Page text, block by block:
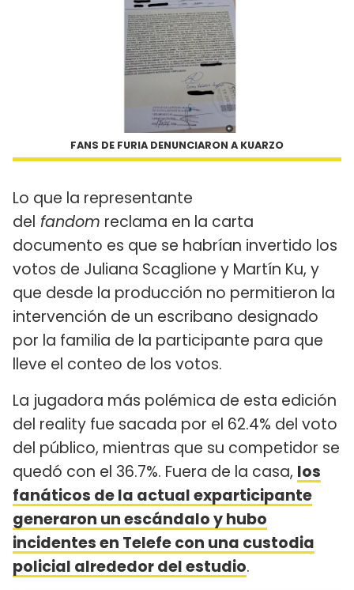
FANS DE FURIA DENUNCIARON A KUARZO
Lo que la representante
del fandom reclama en la carta
documento es que se habrían invertido los
votos de Juliana Scaglione y Martín Ku, y
que desde la producción no permitieron la
intervención de un escribano designado
por la familia de la participante para que
lleve el conteo de los votos.
La jugadora más polémica de esta edición
del reality fue sacada por el 62.4% del voto
del público, mientras que su competidor se
quedó con el 36.7%. Fuera de la casa, los
fanáticos de la actual exparticipante
generaron un escándalo y hubo
incidentes en Telefe con una custodia
policial alrededor del estudio.